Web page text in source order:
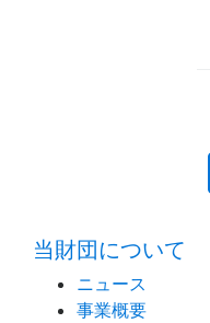
当財団について
ニュース
事業概要